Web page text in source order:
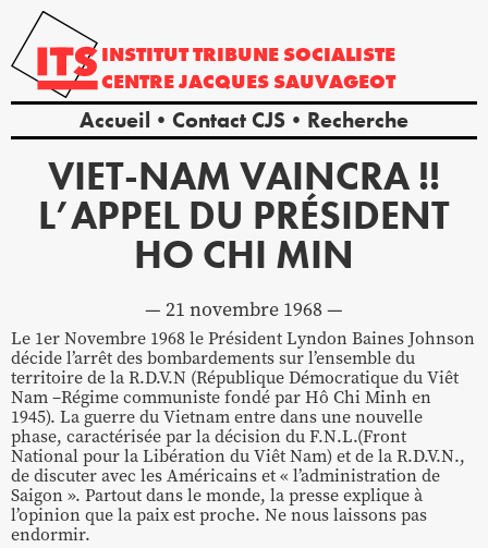
INSTITUTTRIBUNE SOCIALISTE
CENTREJACQUES SAUVAGEOT
Accueil Contact CJS Recherche
VIET-NAM VAINCRA !!
L’APPEL DU PRÉSIDENT
HO CHI MIN
21 novembre 1968
Le 1er Novembre 1968 le Président Lyndon Baines Johnson
décide l’arrêt des bombardements sur l’ensemble du
territoire de la R.D.V.N (République Démocratique du Viêt
Nam –Régime communiste fondé par Hô Chi Minh en
1945). La guerre du Vietnam entre dans une nouvelle
phase, caractérisée par la décision du F.N.L.(Front
National pour la Libération du Viêt Nam) et de la R.D.V.N.,
de discuter avec les Américains et « l’administration de
Saigon ». Partout dans le monde, la presse explique à
l’opinion que la paix est proche. Ne nous laissons pas
endormir.